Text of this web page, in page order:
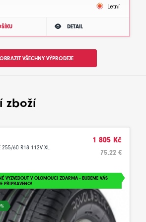
Letní
DETAIL
VŠECHNY VÝPRODEJE
zboží
255/60 R18 112V XL
1 805 Kč
75.22 €
VYZVEDOUT V OLOMOUCI ZDARMA - BUDEME VÁS
PŘIPRAVENO!